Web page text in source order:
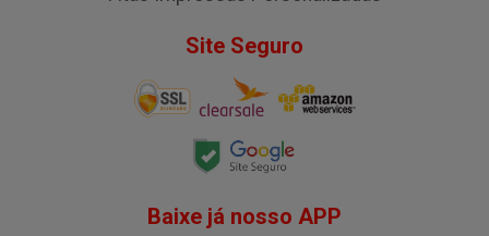
Site Seguro
Baixe já nosso APP